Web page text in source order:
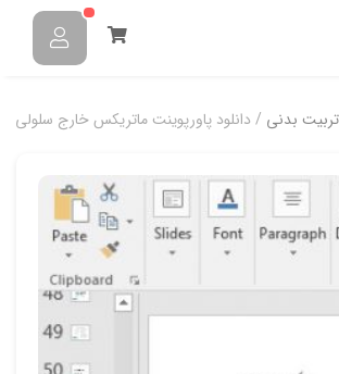
تربیت بدنی / دانلود پاورپوینت ماتریکس خارج سلولی ECM در 54 اسلاید